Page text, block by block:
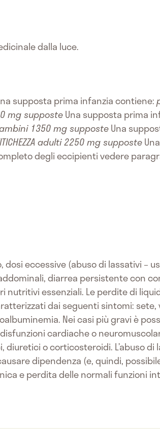
dalla luce.
supposta prima infanzia contiene:
mg supposteUna supposta prima
bambini 1350 mg supposteUna
adulti 2250 mg supposte
degli eccipienti vedere
eccessive (abuso di lassativi –
diarrea persistente con
essenziali. Le perdite di
dai seguenti sintomi: sete,
Nei casi più gravi è
cardiache o
o corticosteroidi. L’abuso di
dipendenza (e, quindi,
e perdita delle normali funzioni